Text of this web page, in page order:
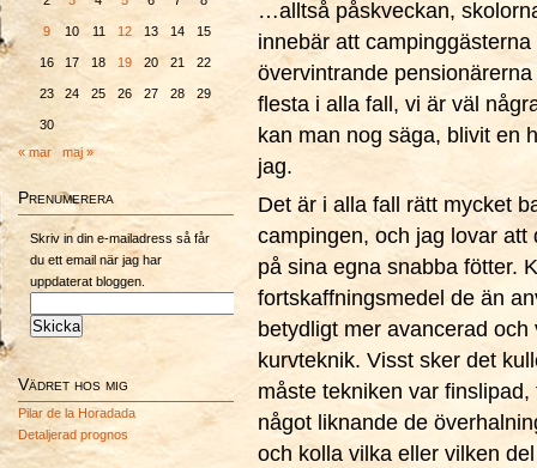
9 10 11 12 13 14 15
16 17 18 19 20 21 22
23 24 25 26 27 28 29
30
« mar
maj »
Prenumerera
Skriv in din e-mailadress så får
du ett email när jag har
uppdaterat bloggen.
Vädret hos mig
Pilar de la Horadada
Detaljerad prognos
…alltså påskveckan,
innebär att
övervintrande
flesta i alla fall, vi är väl
kan man nog säga, blivit en
jag.
Det är i alla fall rätt mycket
campingen, och jag lovar
på sina egna snabba fötter.
fortskaffningsmedel de än
betydligt mer avancerad
kurvteknik. Visst sker det
måste tekniken var
något liknande de
och kolla vilka eller vilken